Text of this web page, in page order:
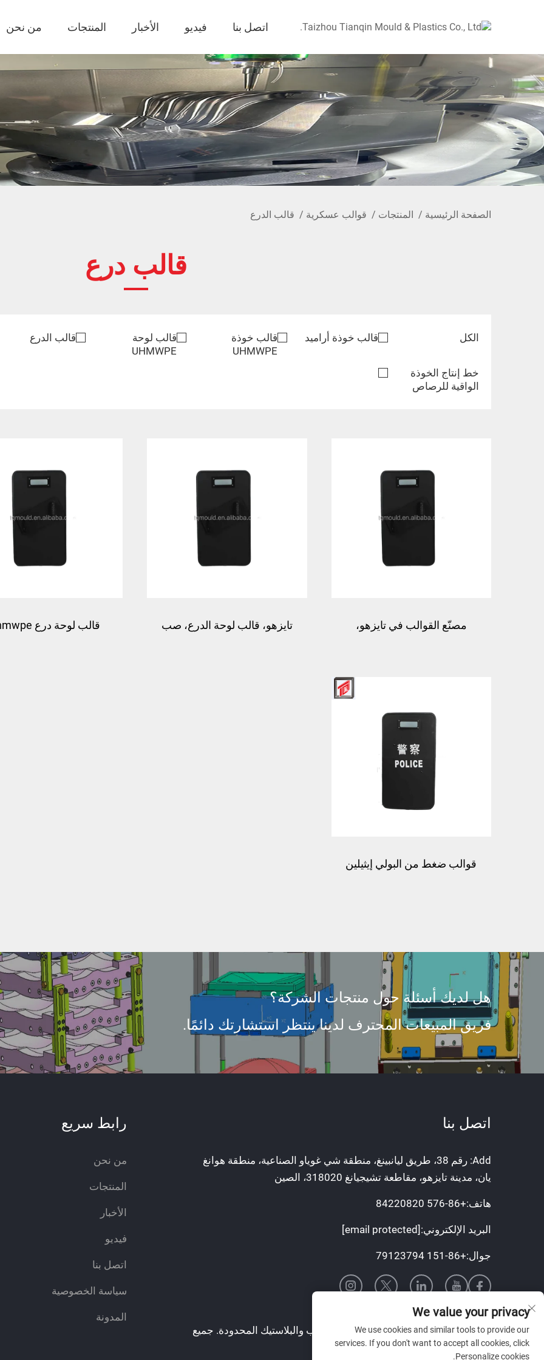
من نحن المنتجات الأخبار فيديو اتصل بنا
الصفحة الرئيسية / المنتجات / قوالب عسكرية / قالب الدرع
قالب درع
الكل قالب خوذة أراميد
قالب خوذة
UHMWPE
قالب لوحة
UHMWPE
قالب الدرع
خط إنتاج الخوذة
الواقية للرصاص
مصنّع القوالب في تايزهو،
البلاستيك، قالب السترة الأمنية
تايزهو، قالب لوحة الدرع، صب
قوالب ضغط من البولي إيثيلين
هل لديك أسئلة حول منتجات الشركة؟
فريق المبيعات المحترف لدينا ينتظر استشارتك دائمًا.
اتصل بنا
Add: رقم 38، طريق ليانبينغ، منطقة شي غوياو الصناعية، منطقة هوانغ
يان، مدينة تايزهو، مقاطعة تشيجيانغ 318020، الصين
هاتف:+86-576 84220820
البريد الإلكتروني: [email protected]
جوال:+86-151 79123794
حقوق النسخ © شركة تايزهو تيانكين للقوالب والبلاستيك المحدودة. جميع
الحقوق محفوظة
رابط سريع
من نحن
المنتجات
الأخبار
فيديو
اتصل بنا
سياسة الخصوصية
المدونة We value your privacy
We use cookies and similar tools to provide our
services. If you don't want to accept all cookies, click
Personalize cookies.